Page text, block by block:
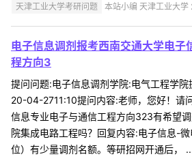
天津工业大学考研问题 本站小编 天津工业大
电子信息调剂报考西南交通大学电子
程方向3
提问问题:电子信息调剂学院:电气工程学
20-04-2711:10提问内容:老师，您好！请
信息专业电子与通信工程方向323有希望
院集成电路工程吗？回复内容:电子信息-
位）有少量调剂名额。等研招网开通后，